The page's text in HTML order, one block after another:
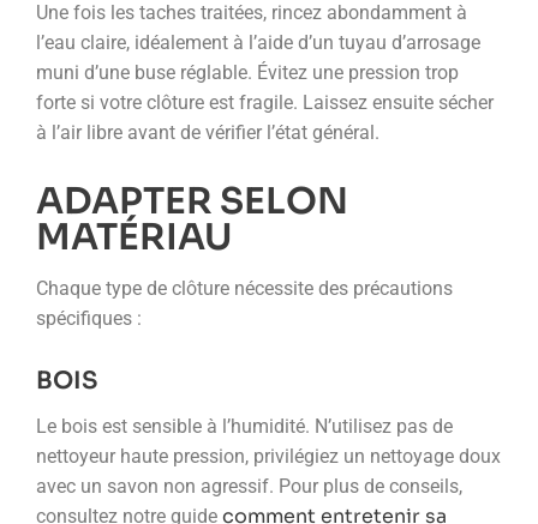
Une fois les taches traitées, rincez abondamment à
l’eau claire, idéalement à l’aide d’un tuyau d’arrosage
muni d’une buse réglable. Évitez une pression trop
forte si votre clôture est fragile. Laissez ensuite sécher
à l’air libre avant de vérifier l’état général.
ADAPTER SELON
MATÉRIAU
Chaque type de clôture nécessite des précautions
spécifiques :
BOIS
Le bois est sensible à l’humidité. N’utilisez pas de
nettoyeur haute pression, privilégiez un nettoyage doux
avec un savon non agressif. Pour plus de conseils,
consultez notre guide comment entretenir sa